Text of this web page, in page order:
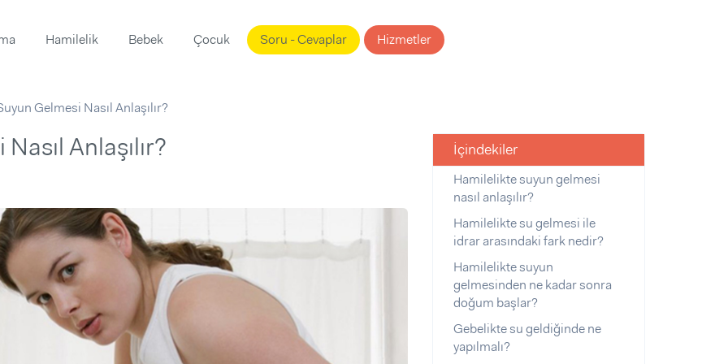
Hamilelik Bebek Çocuk Soru - Cevaplar Hizmetler
Gelmesi Nasıl Anlaşılır?
Anlaşılır? İçindekiler
Hamilelikte suyun gelmesi
nasıl anlaşılır?
Hamilelikte su gelmesi ile
idrar arasındaki fark nedir?
Hamilelikte suyun
gelmesinden ne kadar sonra
doğum başlar?
Gebelikte su geldiğinde ne
yapılmalı?